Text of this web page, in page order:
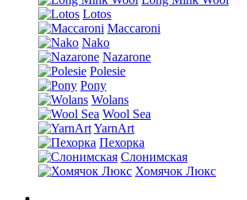
Lotos
Maccaroni
Nako
Nazarone
Polesie
Pony
Wolans
Wool Sea
YarnArt
Пехорка
Слонимская
Хомячок Люкс